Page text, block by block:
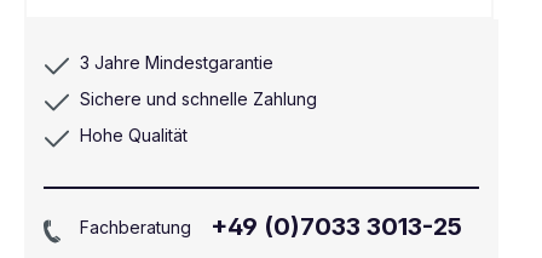
3 Jahre Mindestgarantie
Sichere und schnelle Zahlung
Hohe Qualität
Fachberatung +49 (0)7033 3013-25